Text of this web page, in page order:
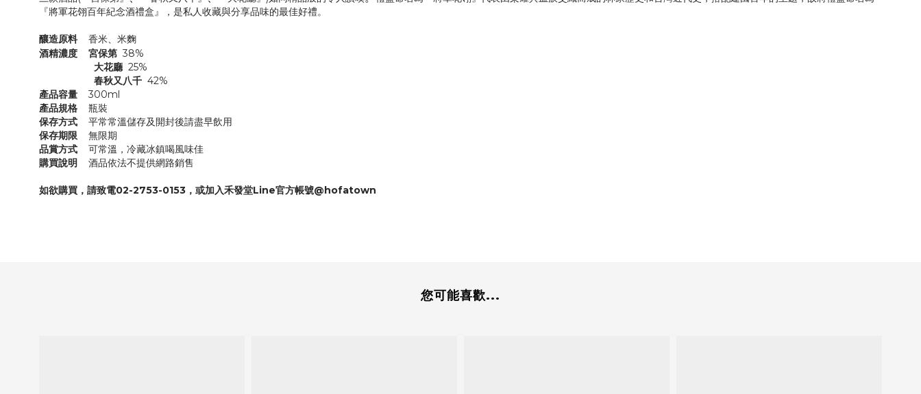
『將軍花翎百年紀念酒禮盒』，是私人收藏與分享品味的最佳好禮。
釀造原料 香米、 米麴
酒精濃度 宮保第38%
大花廳 25%
春秋又八千 42%
產品容量 300ml
產品規格 瓶裝
保存方式 平常常溫儲存及開封後請盡早飲用
保存期限 無限期
品賞方式
可常溫，冷藏冰鎮喝風味佳
購買說明
酒品依法不提供網路銷售
如欲購買，請致電02-2753-0153，或加入禾發堂Line官方帳號@hofatown
您可能喜歡...